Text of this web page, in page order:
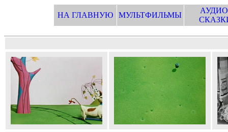
НА ГЛАВНУЮ МУЛЬТФИЛЬМЫ